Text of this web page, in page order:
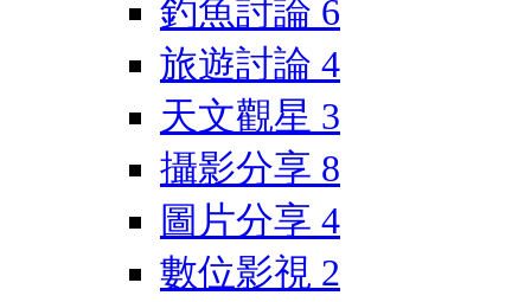
釣魚討論 6
旅遊討論 4
天文觀星 3
攝影分享 8
圖片分享 4
數位影視 2